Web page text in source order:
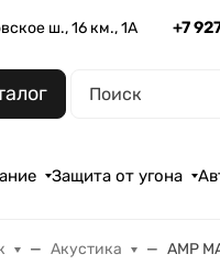
ш., 16 км., 1А +7
Защита от угона
Акустика AMP